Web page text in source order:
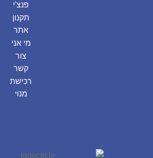
פנצ'י
תקנון
אתר
מי אני
צור
קשר
רכישת
מנוי